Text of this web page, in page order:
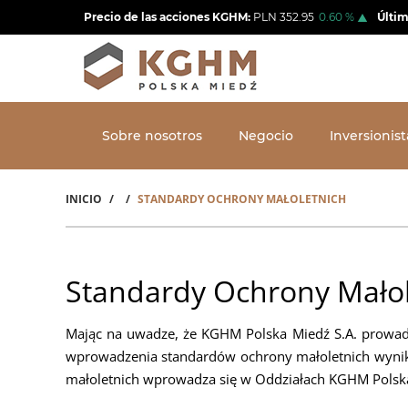
al
Precio de las acciones KGHM: PLN 352.95 0.60 %
Sobre nosotros Negocio
Sobrescribir
de
ayuda
a
la
INICIO STANDARDY OCHRONY MAŁOLETNICH
Standardy Ochrony
Mając na uwadze, że KGHM Polska Miedź S.A.
wprowadzenia standardów ochrony małoletnich
małoletnich wprowadza się w Oddziałach KGHM